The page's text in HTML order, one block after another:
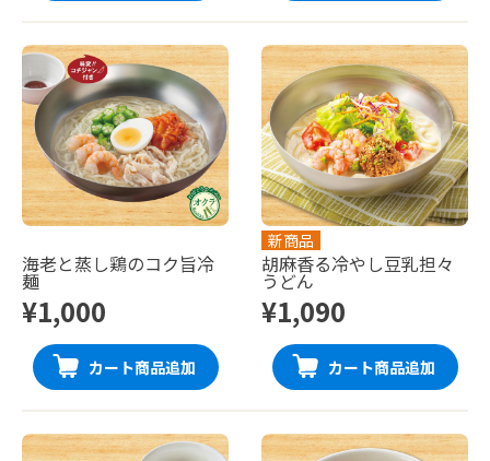
海老と蒸し鶏のコク旨冷
麺
¥1,000
カート商品追加
新商品
胡麻香る冷やし豆乳担々
うどん
¥1,090
カート商品追加